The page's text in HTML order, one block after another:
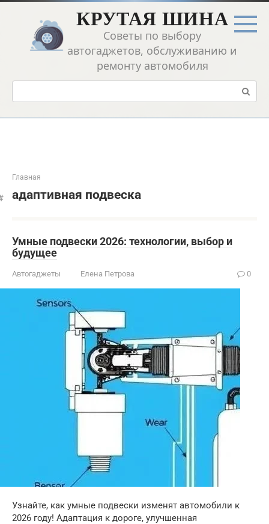
Перейти
контенту
КРУТАЯ ШИНА
Советы по выбору
автогаджетов, обслуживанию и
ремонту автомобиля
Поиск:
Главная
адаптивная подвеска
Умные подвески 2026: технологии‚ выбор и
будущее
Автогаджеты Елена Петрова 0
Узнайте, как умные подвески изменят автомобили к
2026 году! Адаптация к дороге, улучшенная